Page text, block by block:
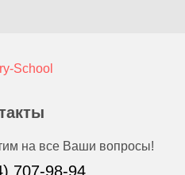
на все Ваши вопросы!
707-98-94